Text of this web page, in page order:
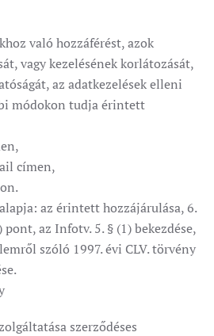
való hozzáférést, azok
vagy kezelésének korlátozását,
az adatkezelések elleni
módokon tudja érintett
címen,
az érintett hozzájárulása, 6.
pont, az Infotv. 5. § (1) bekezdése,
szóló 1997. évi CLV. törvény
szerződéses